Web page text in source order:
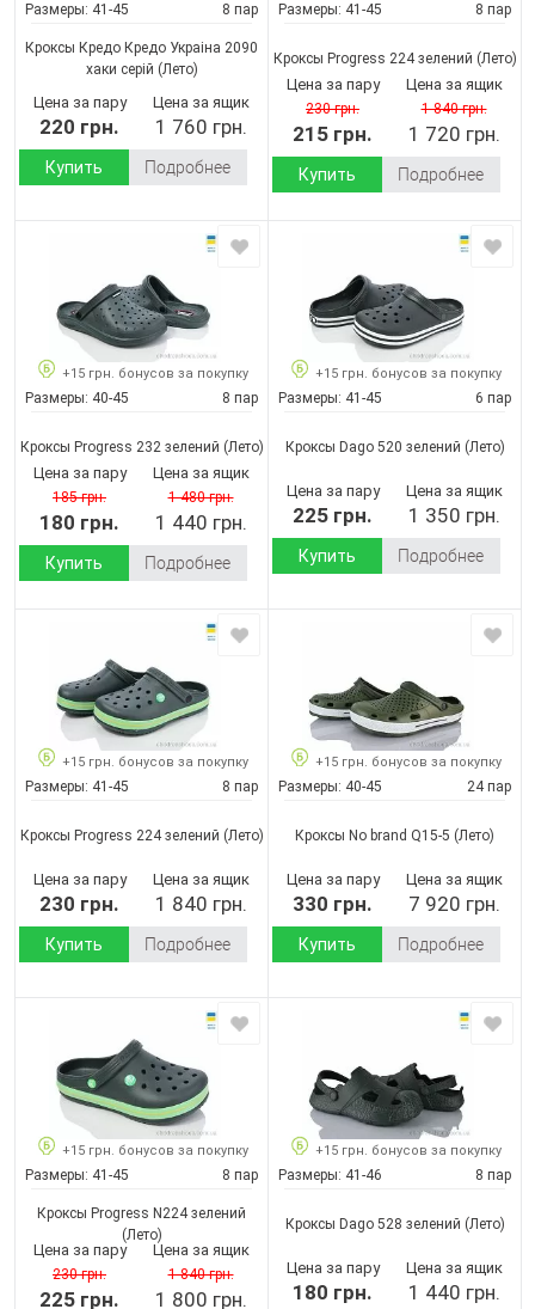
Размеры: 41-45 8 пар
Кроксы Кредо Кредо Украіна 2090
хаки серій (Лето)
Цена за пару
220 грн.
Цена за ящик
1 760 грн.
Купить Подробнее
Размеры: 41-45 8 пар
Кроксы Progress 224 зелений (Лето)
Цена за пару
230 грн.
215 грн.
Цена за ящик
1 840 грн.
1 720 грн.
Купить Подробнее
+15 грн. бонусов за покупку
Размеры: 40-45 8 пар
Кроксы Progress 232 зелений (Лето)
Цена за пару
185 грн.
180 грн.
Цена за ящик
1 480 грн.
1 440 грн.
Купить Подробнее
+15 грн. бонусов за покупку
Размеры: 41-45 6 пар
Кроксы Dago 520 зелений (Лето)
Цена за пару
225 грн.
Цена за ящик
1 350 грн.
Купить Подробнее
+15 грн. бонусов за покупку
Размеры: 41-45 8 пар
Кроксы Progress 224 зелений (Лето)
Цена за пару
230 грн.
Цена за ящик
1 840 грн.
Купить Подробнее
+15 грн. бонусов за покупку
Размеры: 40-45 24 пар
Кроксы No brand Q15-5 (Лето)
Цена за пару
330 грн.
Цена за ящик
7 920 грн.
Купить Подробнее
+15 грн. бонусов за покупку
Размеры: 41-45 8 пар
Кроксы Progress N224 зелений
(Лето)
Цена за пару
230 грн.
225 грн.
Цена за ящик
1 840 грн.
1 800 грн.
+15 грн. бонусов за покупку
Размеры: 41-46 8 пар
Кроксы Dago 528 зелений (Лето)
Цена за пару
180 грн.
Цена за ящик
1 440 грн.